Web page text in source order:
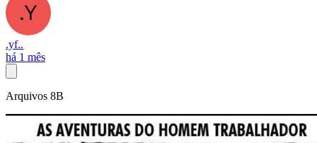
.yf..
há 1 mês
Arquivos 8B